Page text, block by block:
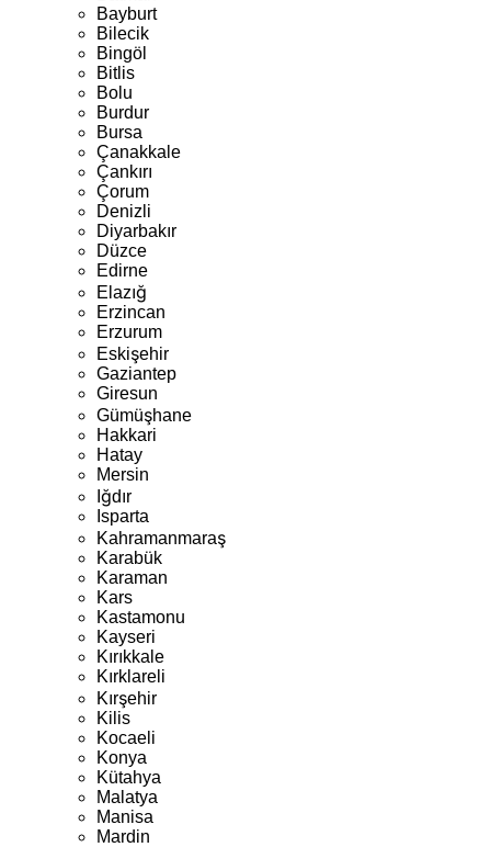
Bayburt
Bilecik
Bingöl
Bitlis
Bolu
Burdur
Bursa
Çanakkale
Çankırı
Çorum
Denizli
Diyarbakır
Düzce
Edirne
Elazığ
Erzincan
Erzurum
Eskişehir
Gaziantep
Giresun
Gümüşhane
Hakkari
Hatay
Mersin
Iğdır
Isparta
Kahramanmaraş
Karabük
Karaman
Kars
Kastamonu
Kayseri
Kırıkkale
Kırklareli
Kırşehir
Kilis
Kocaeli
Konya
Kütahya
Malatya
Manisa
Mardin